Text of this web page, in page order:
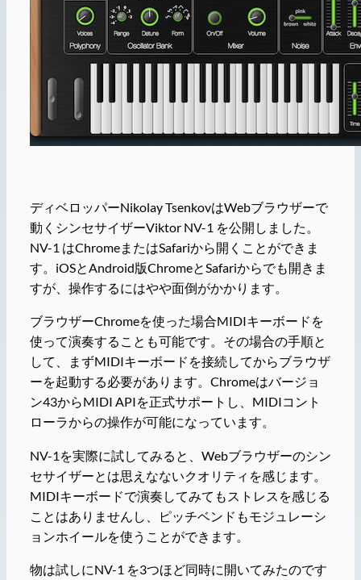
ディベロッパーNikolay TsenkovはWebブラウザーで
動くシンセサイザーViktor NV-1 を公開しました。
NV-1 はChromeまたはSafariから開くことができま
す。iOSとAndroid版ChromeとSafariからでも開きま
すが、操作するにはやや面倒がかかります。
ブラウザーChromeを使った場合MIDIキーボードを
使って演奏することも可能です。その場合の手順と
して、まずMIDIキーボードを接続してからブラウザ
ーを起動する必要があります。Chromeはバージョ
ン43からMIDI APIを正式サポートし、MIDIコント
ローラからの操作が可能になっています。
NV-1を実際に試してみると、Webブラウザーのシン
セサイザーとは思えなないクオリティを感じます。
MIDIキーボードで演奏してみてもストレスを感じる
ことはありませんし、ピッチベンドもモジュレーシ
ョンホイールを使うことができます。
物は試しにNV-1 を3つほど同時に開いてみたのです